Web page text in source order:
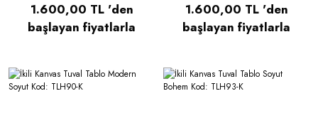
1.600,00 TL 'den
başlayan fiyatlarla
1.600,00 TL 'den
başlayan fiyatlarla